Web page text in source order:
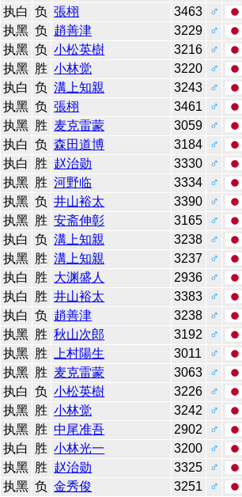
执白 负 張栩 3463
♂
执黑 负 趙善津 3229
♂
执黑 负 小松英樹 3216
♂
执黑 胜 小林觉 3220
♂
执白 负 溝上知親 3243
♂
执黑 负 張栩 3461
♂
执黑 胜 麦克雷蒙 3059
♂
执白 负 森田道博 3184
♂
执白 胜 赵治勋 3330
♂
执黑 胜 河野临 3334
♂
执黑 负 井山裕太 3390
♂
执黑 胜 安斋伸彰 3165
♂
执白 负 溝上知親 3238
♂
执黑 胜 溝上知親 3237
♂
执白 胜 大渊盛人 2936
♂
执白 胜 井山裕太 3383
♂
执白 负 趙善津 3238
♂
执黑 胜 秋山次郎 3192
♂
执黑 胜 上村陽生 3011
♂
执黑 胜 麦克雷蒙 3063
♂
执白 负 小松英樹 3226
♂
执黑 胜 小林觉 3242
♂
执黑 胜 中尾准吾 2902
♂
执白 胜 小林光一 3200
♂
执黑 胜 赵治勋 3325
♂
执黑 负 金秀俊 3251
♂